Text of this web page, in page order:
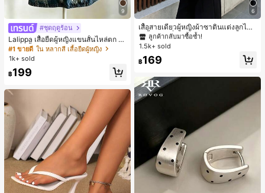
9
#ชุดฤดูร้อน
Lalippa เสื้อยืดผู้หญิงแขนสั้นไหล่ตก ค
อวีปกเสื้อ ลายพิมพ์ดิจิทัลลายทาง สไตล์
สปอร์ตแฟชั่นมินิมอล ของขวัญสำหรับเ
พื่อน
#1 ขายดี ใน หลากสี เสื้อยืดผู้หญิง
1k+ sold
฿199
6
เสื้อสายเดี่ยวผู้หญิงผ้าซาตินแต่งลูกไม้
- เสื้อสายเดี่ยวฤดูร้อนสีคากีมีรอยผ่าด้า
นข้างที่น่าดึงดูดแบบสบายๆ
#1 ขายดี
ใน สีกากี เสื้อสตรี เสื้อเบลาส์ & Tee
ลูกค้ากลับมาซื้อซ้ำ!
#1 ขายดี
ใน สีกากี เสื้อสตรี เสื้อเบลาส์ & Tee
ลูกค้ากลับมาซื้อซ้ำ!
#1 ขายดี
ใน สีกากี เสื้อสตรี เสื้อเบลาส์ & Tee
ลูกค้ากลับมาซื้อซ้ำ!
#1 ขายดี
ลูกค้ากลับมาซื้อซ้ำ!
1.5k+ sold
฿169